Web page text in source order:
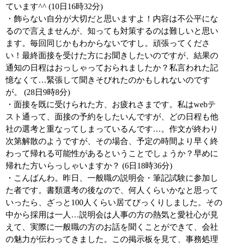
ています^^ (10日16時32分)
・飾らない自分が大切だと思いますよ！内容は不公平にな
るので言えませんが、知っても対策するのは難しいと思い
ます。毎回同じかもわからないですし。頑張ってくださ
い！最終面接を受けた方にお聞きしたいのですが、結果の
通知の日程はおっしゃっておられましたか？私言われた記
憶なくて…緊張して聞きそびれたのかもしれないのです
が。 (28日9時8分)
・面接を既に受けられた方、お疲れさまです。私はwebテ
スト通って、面接の予約をしたいんですが、どの日程も他
社の選考と重なってしまっているんです…。作文が終わり
次第解散のようですが、その場合、予定の時間より早く終
わって帰れる可能性があるということでしょうか？早めに
帰れた方いらっしゃいますか？ (6日18時36分)
・こんばんわ。昨日、一般職の説明会・筆記試験に参加し
た者です。書類選考の後なので、何人くらいかなと思って
いったら、ざっと100人くらい居てびっくりしました。その
中から採用は一人…説明会は人事の方の熱気と愛社心が見
えて、実際に一般職の方のお話を聞くことができて、会社
の魅力が伝わってきました。この掲示板を見て、事務処理